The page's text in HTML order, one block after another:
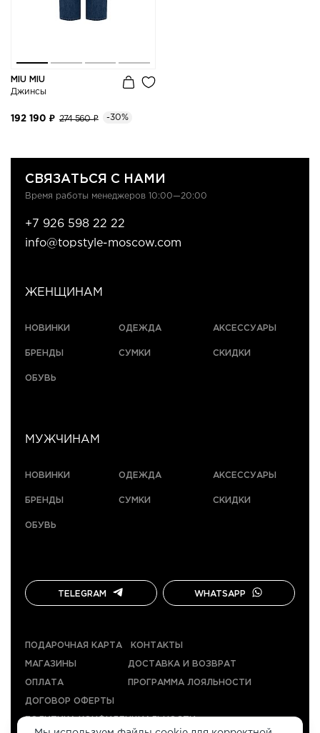
MIU MIU
Джинсы
192 190 ₽ 274 560 ₽ -30%
ЖЕНЩИНАМ
НОВИНКИ
БРЕНДЫ
ОБУВЬ
ОДЕЖДА
СУМКИ
АКСЕССУАРЫ
СКИДКИ
МУЖЧИНАМ
НОВИНКИ
БРЕНДЫ
ОБУВЬ
ОДЕЖДА
СУМКИ
АКСЕССУАРЫ
СКИДКИ
СВЯЗАТЬСЯ С НАМИ
Время работы менеджеров 10:00—20:00
+7 926 598 22 22
info@topstyle-moscow.com
TELEGRAM WHATSAPP
ПОДАРОЧНАЯ КАРТА КОНТАКТЫ
МАГАЗИНЫ ДОСТАВКА И ВОЗВРАТ
ОПЛАТА ПРОГРАММА ЛОЯЛЬНОСТИ
ДОГОВОР ОФЕРТЫ